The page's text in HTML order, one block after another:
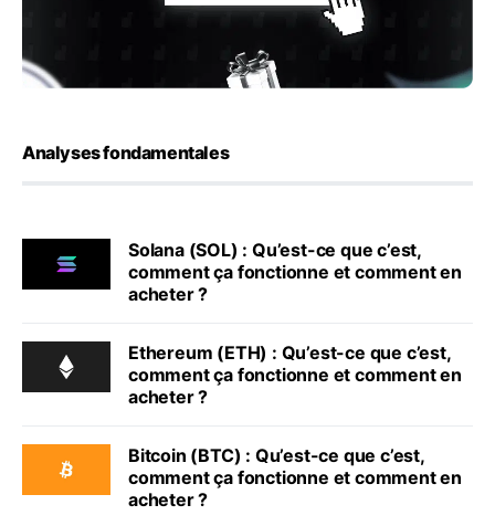
Analyses fondamentales
Solana (SOL) : Qu’est-ce que c’est,
comment ça fonctionne et comment en
acheter ?
Ethereum (ETH) : Qu’est-ce que c’est,
comment ça fonctionne et comment en
acheter ?
Bitcoin (BTC) : Qu’est-ce que c’est,
comment ça fonctionne et comment en
acheter ?